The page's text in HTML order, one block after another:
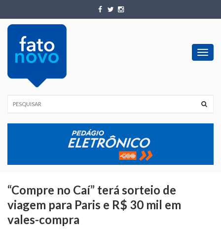
“Compre no Caí” terá sorteio de
viagem para Paris e R$ 30 mil em
vales-compra